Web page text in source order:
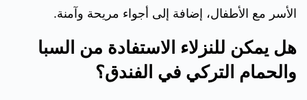
الأسر مع الأطفال، إضافة إلى أجواء مريحة وآمنة.
هل يمكن للنزلاء الاستفادة من السبا
والحمام التركي في الفندق؟